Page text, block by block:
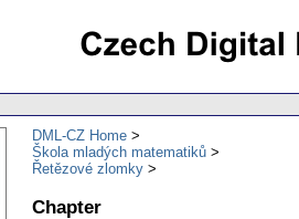
DML-CZ Home
Škola mladých matematiků
Řetězové zlomky
Chapter